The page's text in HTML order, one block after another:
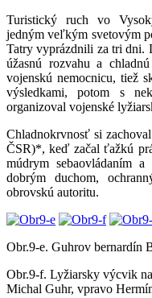
Turistický ruch vo
jedným veľkým svetovým
Tatry vyprázdnili za tri dni.
úžasnú rozvahu a
vojenskú nemocnicu, tiež
výsledkami, potom s
organizoval vojenské
Chladnokrvnosť si
ČSR)*, keď začal ťažkú
múdrym sebaovládaním
dobrým duchom,
obrovskú autoritu.
Obr.9-e. Guhrov bernardín
Obr.9-f. Lyžiarsky výcvik
Michal Guhr, vpravo